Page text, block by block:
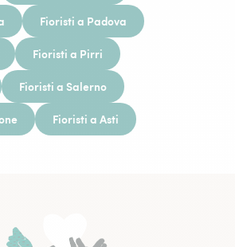
Fioristi a Padova
Fioristi a Pirri
Fioristi a Salerno
Fioristi a Asti